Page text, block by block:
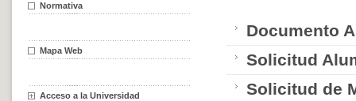
Normativa
Mapa Web
Acceso a la Universidad
Documento
Solicitud
Solicitud de